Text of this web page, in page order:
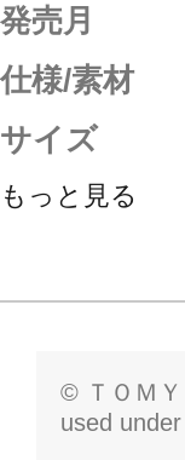
発売月
仕様/素材
サイズ
もっと見る
© ＴＯＭ
used